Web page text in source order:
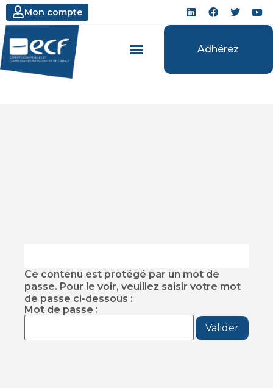
Mon compte
Adhérez
Ce contenu est protégé par un mot de
passe. Pour le voir, veuillez saisir votre mot
de passe ci-dessous :
Mot de passe :